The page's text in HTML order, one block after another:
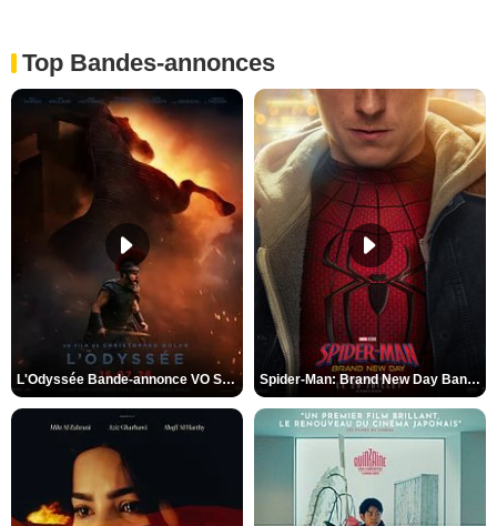
Top Bandes-annonces
L'Odyssée Bande-annonce VO STFR Spider-Man: Brand New Day Bande-annonce VO STFR